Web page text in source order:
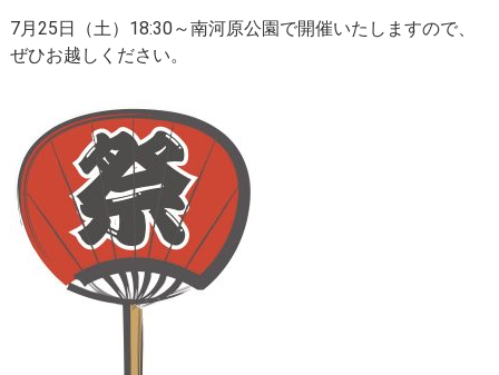
マルファン症候群
大動脈瘤を指摘されたら？
遠方から来院される方は？
セカンドオピニオン
都道府県別紹介病院
正しい病院の選び方
7月25日（土）18:30～南河原公園で開催いたしますので、
ぜひお越しください。